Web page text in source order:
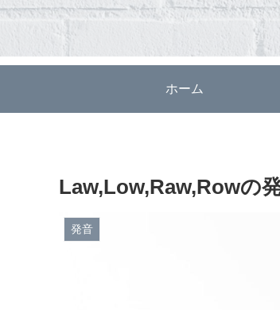
ホーム
Law,Low,Raw,Rowの
発音